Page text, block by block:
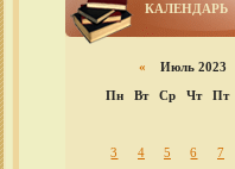
КАЛЕНДАРЬ
« Июль 2023
Пн
Вт Ср Чт Пт
3
4 5 6 7